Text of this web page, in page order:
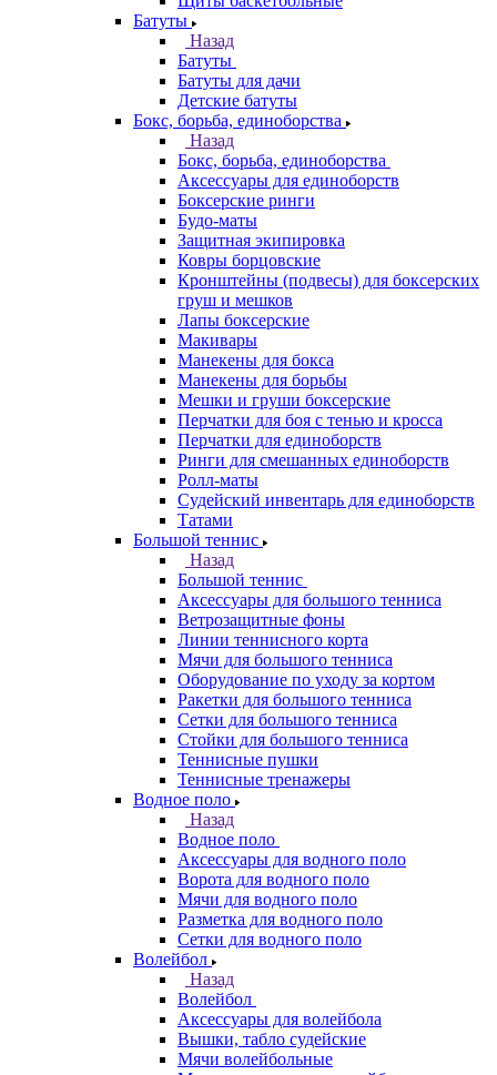
Батуты
Назад
Батуты
Батуты для дачи
Детские батуты
Бокс, борьба, единоборства
Назад
Бокс, борьба, единоборства
Аксессуары для единоборств
Боксерские ринги
Будо-маты
Защитная экипировка
Ковры борцовские
Кронштейны (подвесы) для боксерских
груш и мешков
Лапы боксерские
Макивары
Манекены для бокса
Манекены для борьбы
Мешки и груши боксерские
Перчатки для боя с тенью и кросса
Перчатки для единоборств
Ринги для смешанных единоборств
Ролл-маты
Судейский инвентарь для единоборств
Татами
Большой теннис
Назад
Большой теннис
Аксессуары для большого тенниса
Ветрозащитные фоны
Линии теннисного корта
Мячи для большого тенниса
Оборудование по уходу за кортом
Ракетки для большого тенниса
Сетки для большого тенниса
Стойки для большого тенниса
Теннисные пушки
Теннисные тренажеры
Водное поло
Назад
Водное поло
Аксессуары для водного поло
Ворота для водного поло
Мячи для водного поло
Разметка для водного поло
Сетки для водного поло
Волейбол
Назад
Волейбол
Аксессуары для волейбола
Вышки, табло судейские
Мячи волейбольные